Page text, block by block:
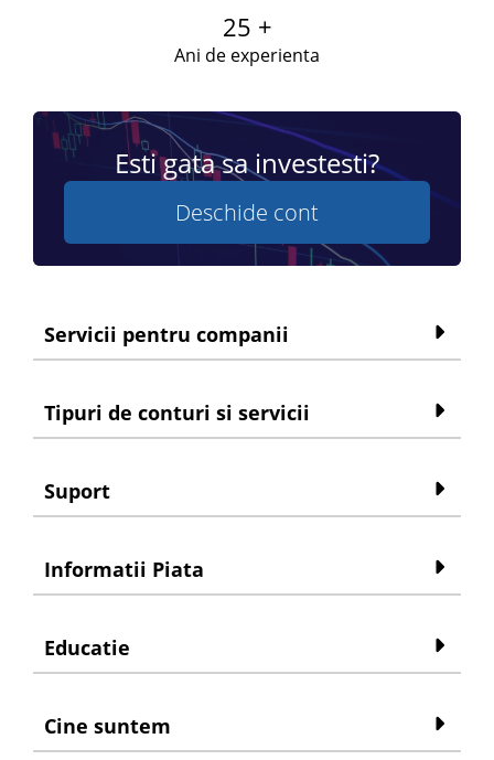
25 +
Ani de experienta
Esti gata sa investesti?
Deschide cont
Servicii pentru companii
Tipuri de conturi si servicii
Suport
Informatii Piata
Educatie
Cine suntem